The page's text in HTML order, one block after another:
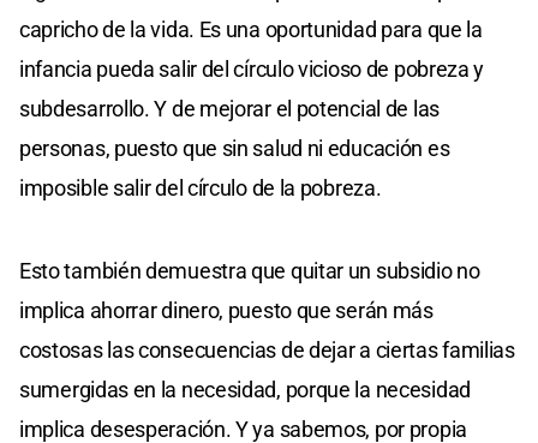
capricho de la vida. Es una oportunidad para que la
infancia pueda salir del círculo vicioso de pobreza y
subdesarrollo. Y de mejorar el potencial de las
personas, puesto que sin salud ni educación es
imposible salir del círculo de la pobreza.
Esto también demuestra que quitar un subsidio no
implica ahorrar dinero, puesto que serán más
costosas las consecuencias de dejar a ciertas familias
sumergidas en la necesidad, porque la necesidad
implica desesperación. Y ya sabemos, por propia